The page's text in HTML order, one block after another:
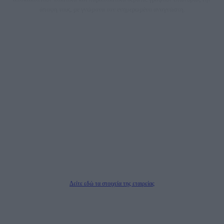
Δείτε εδώ τα στοιχεία της εταιρείας